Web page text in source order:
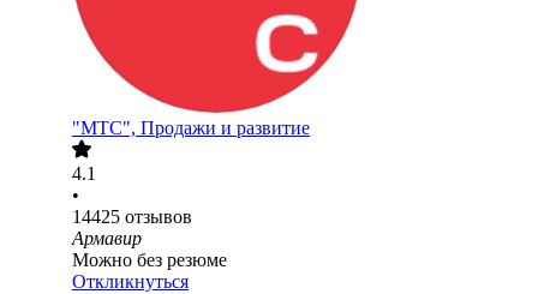
"МТС", Продажи и развитие
4.1
•
14425 отзывов
Армавир
Можно без резюме
Откликнуться